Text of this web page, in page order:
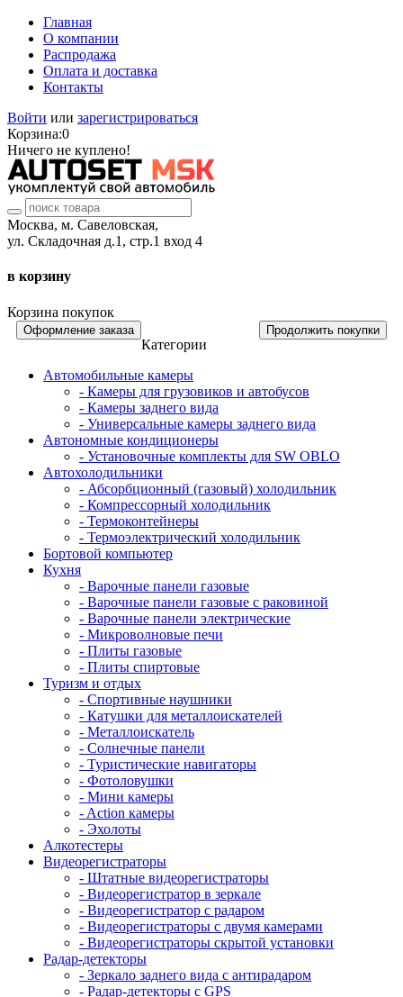
Главная
О компании
Распродажа
Оплата и доставка
Контакты
Войти или зарегистрироваться
Корзина:0
Ничего не куплено!
Москва, м. Савеловская,
ул. Складочная д.1, стр.1 вход 4
в корзину
Корзина покупок
Оформление заказа Продолжить покупки
Категории
Автомобильные камеры
- Камеры для грузовиков и автобусов
- Камеры заднего вида
- Универсальные камеры заднего вида
Автономные кондиционеры
- Установочные комплекты для SW OBLO
Автохолодильники
- Абсорбционный (газовый) холодильник
- Компрессорный холодильник
- Термоконтейнеры
- Термоэлектрический холодильник
Бортовой компьютер
Кухня
- Варочные панели газовые
- Варочные панели газовые с раковиной
- Варочные панели электрические
- Микроволновые печи
- Плиты газовые
- Плиты спиртовые
Туризм и отдых
- Cпортивные наушники
- Катушки для металлоискателей
- Металлоискатель
- Солнечные панели
- Туристические навигаторы
- Фотоловушки
- Мини камеры
- Action камеры
- Эхолоты
Алкотестеры
Видеорегистраторы
- Штатные видеорегистраторы
- Видеорегистратор в зеркале
- Видеорегистратор с радаром
- Видеорегистраторы с двумя камерами
- Видеорегистраторы скрытой установки
Радар-детекторы
- Зеркало заднего вида с антирадаром
- Радар-детекторы с GPS